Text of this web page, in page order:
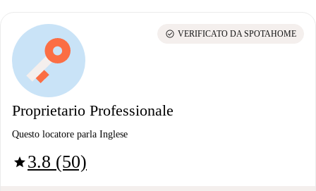
Proprietario Professionale
Questo locatore parla Inglese
star3.8 (50)
check_circle VERIFICATO DA SPOTAHOME